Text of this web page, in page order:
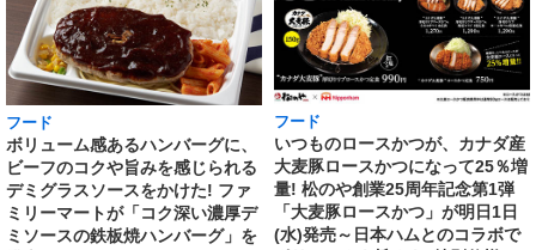
フード
ボリューム感あるハンバーグに、
ビーフのコクや旨みを感じられる
デミグラスソースをかけた! ファ
ミリーマートが「コク深い濃厚デ
ミソースの鉄板焼ハンバーグ」を
フード
いつものロースかつが、カナダ産
大麦豚ロースかつになって25％増
量! 松のや創業25周年記念第1弾
「大麦豚ロースかつ」が明日1日
(水)発売～日本ハムとのコラボで